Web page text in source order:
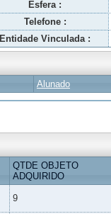
Esfera :
Telefone :
Entidade Vinculada :
Alunado
QTDE OBJETO
ADQUIRIDO
9